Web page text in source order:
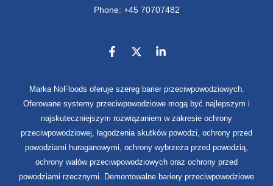
Phone: +45 70707482
Marka NoFloods oferuje szereg barier przeciwpowodziowych.
Oferowane systemy przeciwpowodziowe mogą być najlepszym i
najskuteczniejszym rozwiązaniem w zakresie ochrony
przeciwpowodziowej, łagodzenia skutków powodzi, ochrony przed
powodziami huraganowymi, ochrony wybrzeża przed powodzią,
ochrony wałów przeciwpowodziowych oraz ochrony przed
powodziami rzecznymi. Demontowalne bariery przeciwpowodziowe